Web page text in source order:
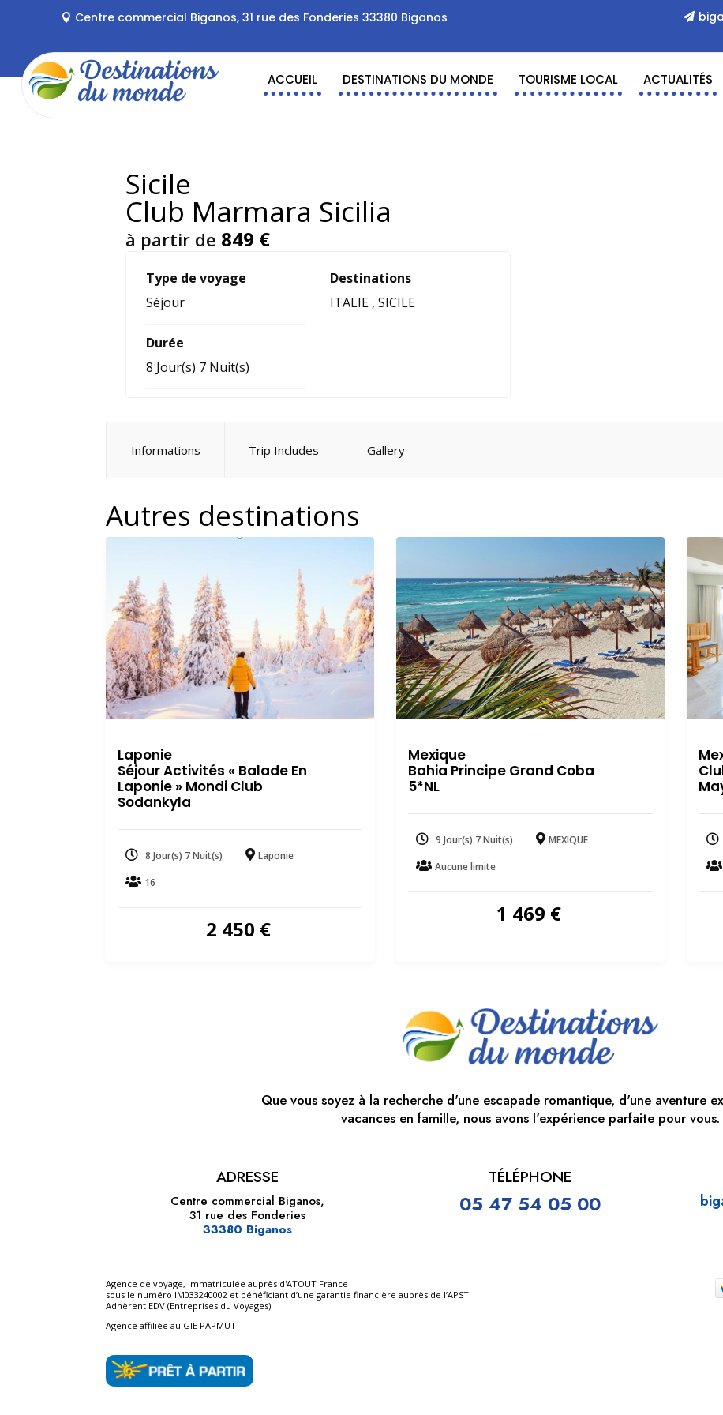
Centre commercial Biganos, 31 rue des Fonderies 33380 Biganos
ACCUEIL DESTINATIONS DU MONDE TOURISME LOCAL ACTUALITÉS
Sicile
Club Marmara Sicilia
à partir de 849 €
Type de voyage
Séjour
Destinations
ITALIE ,SICILE
Durée
8 Jour(s) 7 Nuit(s)
Informations Trip Includes Gallery
Autres destinations
Laponie
Séjour Activités « Balade En
Laponie » Mondi Club
Sodankyla
8 Jour(s) 7 Nuit(s)
Laponie
16
2 450 €
Mexique
Bahia Principe Grand Coba
5*NL
9 Jour(s) 7 Nuit(s)
MEXIQUE
Aucune limite
1 469 €
Que vous soyez à la recherche d'une escapade romantique, d'une aventure
vacances en famille, nous avons l'expérience parfaite pour vous.
ADRESSE
Centre commercial Biganos,
31 rue des Fonderies
33380 Biganos
TÉLÉPHONE
05 47 54 05 00
Agence de voyage, immatriculée auprès d'ATOUT France
sous le numéro IM033240002 et bénéficiant d’une garantie financière auprès de l’APST.
Adhèrent EDV (Entreprises du Voyages)
Agence affiliée au GIE PAPMUT